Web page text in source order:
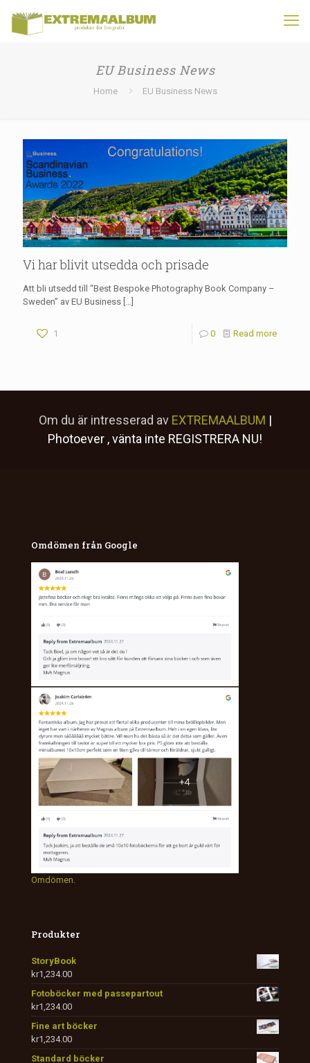
EU Business News
Home EU Business News
Vi har blivit utsedda och prisade
Att bli utsedd till “Best Bespoke Photography Book Company –
Sweden” av EU Business […]
1 0 Read more
Om du är intresserad av EXTREMAALBUM |
Photoever , vänta inte REGISTRERA NU!
Omdömen från Google
Omdömen.
Produkter
StoryBook
kr1,234.00
Fotoböcker med passepartout
kr1,234.00
Fine art böcker
kr1,234.00
Standard böcker